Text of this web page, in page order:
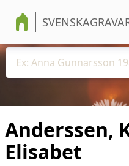
Anderssen,
Elisabet